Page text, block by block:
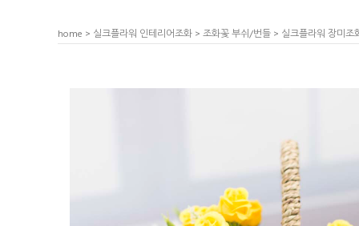
home > 실크플라워 인테리어조화 > 조화꽃 부쉬/번들 > 실크플라워 장미조